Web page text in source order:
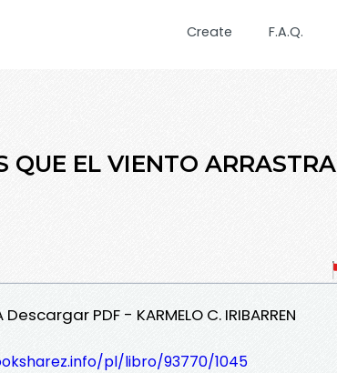
Create F.A.Q.
EL VIENTO ARRASTRA
Descargar PDF - KARMELO C. IRIBARREN
pl/libro/93770/1045